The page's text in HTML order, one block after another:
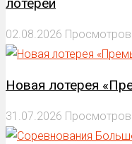
лотереи
02.08.2026
Новая лотерея
31.07.2026